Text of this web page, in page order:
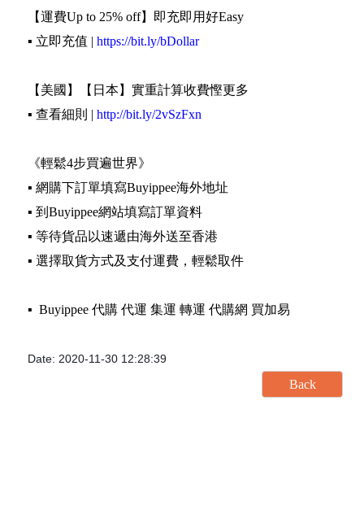
【運費Up to 25% off】即充即用好Easy
▪️ 立即充值 | https://bit.ly/bDollar
【美國】【日本】實重計算收費慳更多
▪️ 查看細則 | http://bit.ly/2vSzFxn
《輕鬆4步買遍世界》
▪️ 網購下訂單填寫Buyippee海外地址
▪️ 到Buyippee網站填寫訂單資料
▪️ 等待貨品以速遞由海外送至香港
▪️ 選擇取貨方式及支付運費，輕鬆取件
▪️ Buyippee 代購 代運 集運 轉運 代購網 買加易
Date: 2020-11-30 12:28:39